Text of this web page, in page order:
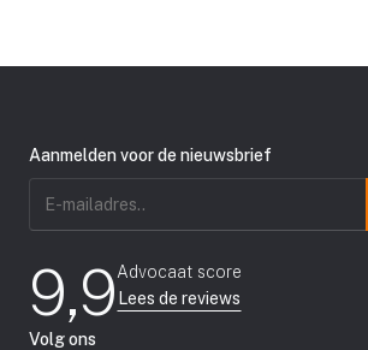
Aanmelden voor de nieuwsbrief
9,9Advocaat score
Lees de reviews
Volg ons